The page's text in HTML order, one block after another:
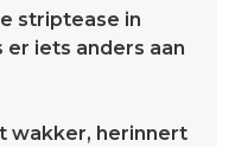
striptease in
er iets anders aan
wakker, herinnert